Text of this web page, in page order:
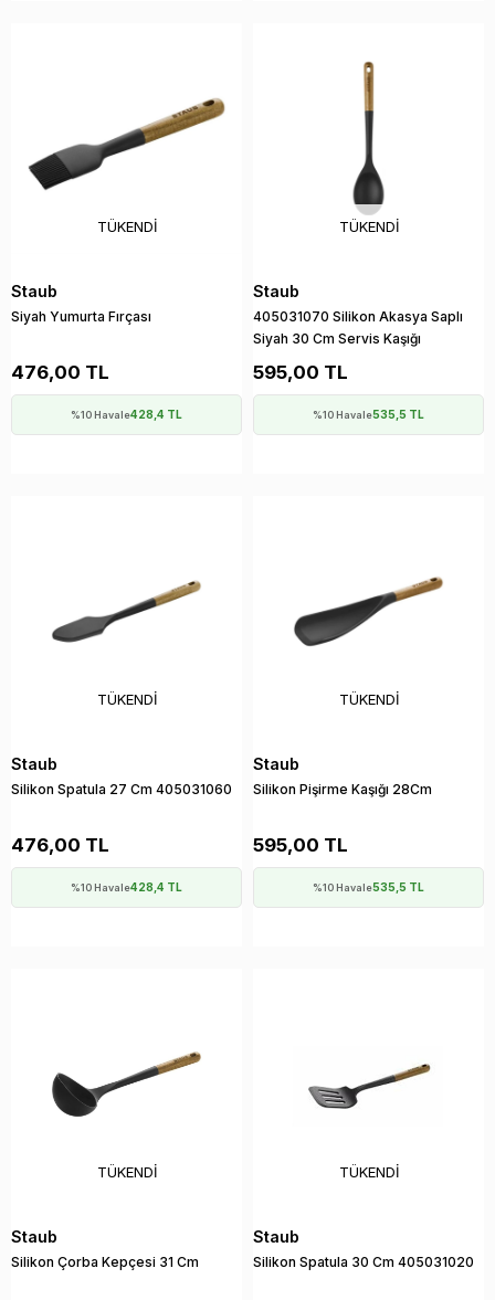
TÜKENDI
Staub
Siyah Yumurta Fırçası
476,00 TL
%10 Havale428,4 TL
TÜKENDI
Staub
405031070 Silikon Akasya Saplı
Siyah 30 Cm Servis Kaşığı
595,00 TL
%10 Havale535,5 TL
TÜKENDI
Staub
Silikon Spatula 27 Cm 405031060
476,00 TL
%10 Havale428,4 TL
TÜKENDI
Staub
Silikon Pişirme Kaşığı 28Cm
595,00 TL
%10 Havale535,5 TL
TÜKENDI
Staub
Silikon Çorba Kepçesi 31 Cm
TÜKENDI
Staub
Silikon Spatula 30 Cm 405031020